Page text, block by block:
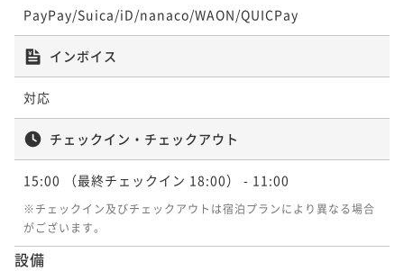
ポイント即利用で最大5％OFF
PayPay/Suica/iD/nanaco/WAON/QUICPay
インボイス
対応
チェックイン・チェックアウト
15:00 （最終チェックイン 18:00） - 11:00
※チェックイン及びチェックアウトは宿泊プランにより異なる場合
がございます。
設備